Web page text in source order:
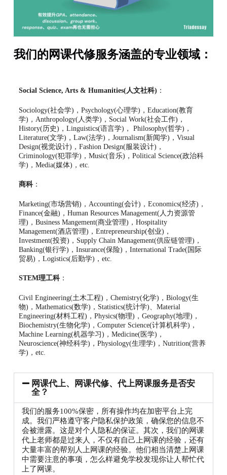
我们的网课代修服务涵盖的专业领域：
Social Science, Arts & Humanities(人文社科) ：
Sociology(社会学)，Psychology(心理学)，Education(教育
学)，Anthropology(人类学)，Social Work(社会工作)，
History(历史)，Linguistics(语言学)， Philosophy(哲学)，
Literature(文学)，Law(法学)，Journalism(新闻学)，Visual
Design(视觉设计)，Fashion Design(服装设计)，
Criminology(犯罪学)，Music(音乐)，Political Science(政治科
学)，Media(媒体)，etc.
商科：
Marketing(市场营销)，Accounting(会计)，Economics(经济)，
Finance(金融)，Human Resources Management(人力资源管
理)，Business Mangement(商业管理)，Hospitality
Management(酒店管理)，Entrepreneurship(创业)，
Investment(投资)，Supply Chain Management(供应链管理)，
Banking(银行学)，Insurance(保险)，International Trade(国际
贸易)，Logistics(后勤学)，etc.
STEM理工科：
Civil Engineering(土木工程)，Chemistry(化学)，Biology(生
物)，Mathematics(数学)，Statistics(统计学)、Material
Engineering(材料工程)，Physics(物理)，Geography(地理)，
Biochemistry(生物化学)，Computer Science(计算机科学)，
Machine Learning(机器学习)，Medicine(医学)，
Neuroscience(神经科学)，Physiology(生理学)，Nutrition(营养
学)，etc.
网课代上、网课代修、代上网课服务是否安
全？
我们的服务100%保密，所有操作均在加密平台上完
成。我们严格遵守客户隐私保护政策，确保您的信息不
会被泄露。这是对个人隐私的保证。其次，我们的网课
代上老师都是过来人，不仅有自己上网课的经验，还有
大量丰富的帮别人上网课的经验。他们相当清楚上网课
中需要注意的事项，怎么样避免学校发现你让人帮忙代
上了网课。